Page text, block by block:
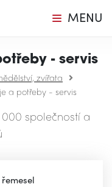
MENU
- servis
zvířata
a potřeby - servis
společností a